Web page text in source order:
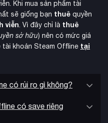
ngày 8/3/2024, với
ba phiên
Deluxe Edition và 40 Years
Khi mua sản phẩm tài
sẽ giống bạn thuê quyền
viễn. Vì đây chỉ là thuê
sở hữu) nên có mức giá
tài khoản Steam Offline tại
có rủi ro gì không?
có save riêng